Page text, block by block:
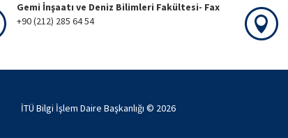
Gemi İnşaatı ve Deniz Bilimleri Fakültesi- Fax
+90 (212) 285 64 54
İTÜ Bilgi İşlem Daire Başkanlığı © 2026